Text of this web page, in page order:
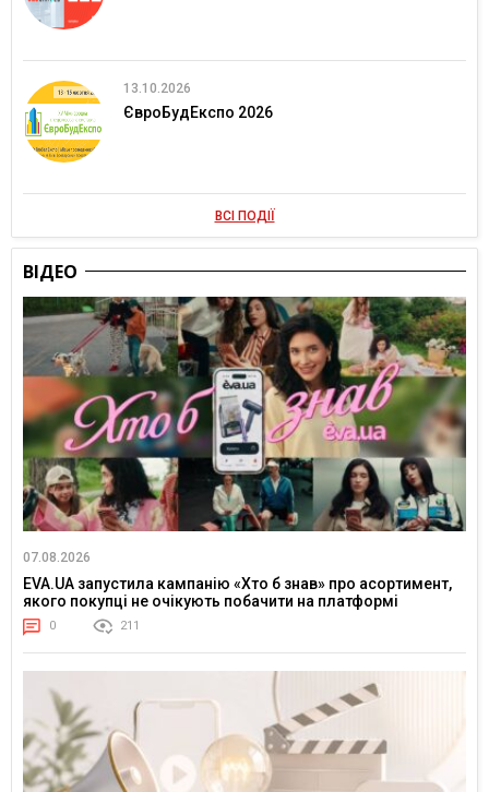
13.10.2026
ЄвроБудЕкспо 2026
ВСІ ПОДІЇ
ВІДЕО
07.08.2026
EVA.UA запустила кампанію «Хто б знав» про асортимент,
якого покупці не очікують побачити на платформі
0 211